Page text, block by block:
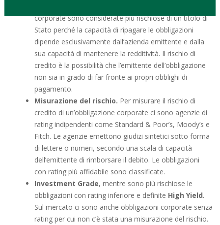
corporate sono considerate più rischiose di un titolo di
Stato perché la capacità di ripagare le obbligazioni
dipende esclusivamente dall’azienda emittente e dalla
sua capacità di mantenere la redditività. Il rischio di
credito è la possibilità che l’emittente dell’obbligazione
non sia in grado di far fronte ai propri obblighi di
pagamento.
Misurazione del rischio. Per misurare il rischio di
credito di un’obbligazione corporate ci sono agenzie di
rating indipendenti come Standard & Poor’s, Moody’s e
Fitch. Le agenzie emettono giudizi sintetici sotto forma
di lettere o numeri, secondo una scala di capacità
dell’emittente di rimborsare il debito. Le obbligazioni
con rating più affidabile sono classificate.
Investment Grade, mentre sono più rischiose le
obbligazioni con rating inferiore e definite High Yield.
Sul mercato ci sono anche obbligazioni corporate senza
rating per cui non c’è stata una misurazione del rischio.